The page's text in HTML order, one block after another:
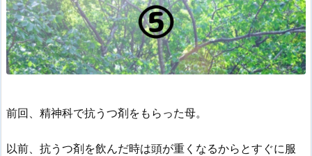
前回、精神科で抗うつ剤をもらった母。
以前、抗うつ剤を飲んだ時は頭が重くなるからとすぐに服